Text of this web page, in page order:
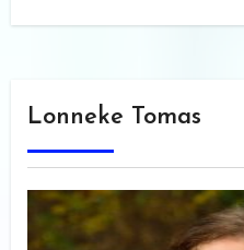
Lonneke Tomas